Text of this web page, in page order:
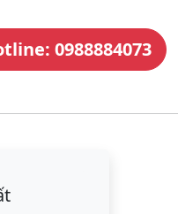
0988884073